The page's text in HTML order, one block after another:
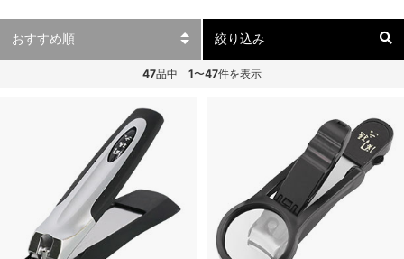
絞り込み
47品中 1〜47件を表示